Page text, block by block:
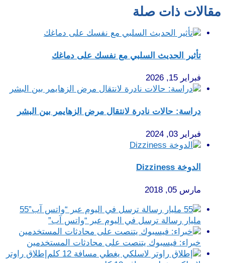
مقالات ذات صلة
تأثير الحديث السلبي مع نفسك على دماغك
فبراير 15, 2026
دراسة: حالات نادرة لانتقال مرض الزهايمر بين البشر
فبراير 03, 2024
الدوخة Dizziness
مارس 05, 2018
55
مليار رسالة ترسل في اليوم عبر “واتس آب”
خبراء: فيسبوك يتنصت على محادثات المستخدمين
إطلاق راوتر